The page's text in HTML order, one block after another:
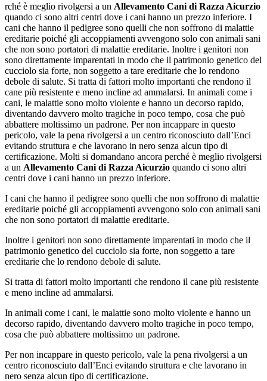
rché è meglio rivolgersi a un Allevamento Cani di Razza Aicurzio
quando ci sono altri centri dove i cani hanno un prezzo inferiore. I
cani che hanno il pedigree sono quelli che non soffrono di malattie
ereditarie poiché gli accoppiamenti avvengono solo con animali sani
che non sono portatori di malattie ereditarie. Inoltre i genitori non
sono direttamente imparentati in modo che il patrimonio genetico del
cucciolo sia forte, non soggetto a tare ereditarie che lo rendono
debole di salute. Si tratta di fattori molto importanti che rendono il
cane più resistente e meno incline ad ammalarsi. In animali come i
cani, le malattie sono molto violente e hanno un decorso rapido,
diventando davvero molto tragiche in poco tempo, cosa che può
abbattere moltissimo un padrone. Per non incappare in questo
pericolo, vale la pena rivolgersi a un centro riconosciuto dall’Enci
evitando struttura e che lavorano in nero senza alcun tipo di
certificazione. Molti si domandano ancora perché è meglio rivolgersi
a un Allevamento Cani di Razza Aicurzio quando ci sono altri
centri dove i cani hanno un prezzo inferiore.
I cani che hanno il pedigree sono quelli che non soffrono di malattie
ereditarie poiché gli accoppiamenti avvengono solo con animali sani
che non sono portatori di malattie ereditarie.
Inoltre i genitori non sono direttamente imparentati in modo che il
patrimonio genetico del cucciolo sia forte, non soggetto a tare
ereditarie che lo rendono debole di salute.
Si tratta di fattori molto importanti che rendono il cane più resistente
e meno incline ad ammalarsi.
In animali come i cani, le malattie sono molto violente e hanno un
decorso rapido, diventando davvero molto tragiche in poco tempo,
cosa che può abbattere moltissimo un padrone.
Per non incappare in questo pericolo, vale la pena rivolgersi a un
centro riconosciuto dall’Enci evitando struttura e che lavorano in
nero senza alcun tipo di certificazione.